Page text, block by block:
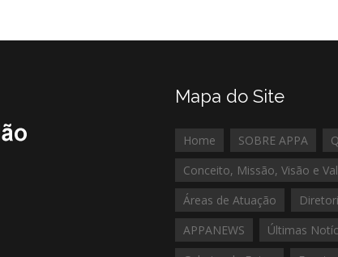
Mapa do Site
Home SOBRE APPA
Conceito, Missão, Visão e
Áreas de Atuação
APPANEWS
Últimas